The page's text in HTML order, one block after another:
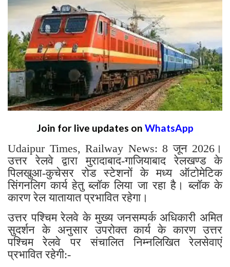
Join for live updates on WhatsApp
Udaipur Times, Railway News: 8 जून 2026।
उत्तर रेलवे द्वारा मुरादाबाद-गाजियाबाद रेलखण्ड के
पिलखुआ-कुचेसर रोड स्टेशनों के मध्य ऑटोमेटिक
सिंगनलिग कार्य हेतु ब्लॉक लिया जा रहा है। ब्लॉक के
कारण रेल यातायात प्रभावित रहेगा।
उत्तर पश्चिम रेलवे के मुख्य जनसम्पर्क अधिकारी अमित
सुदर्शन के अनुसार उपरोक्त कार्य के कारण उत्तर
पश्चिम रेलवे पर संचालित निम्नलिखित रेलसेवाएं
प्रभावित रहेगी:-